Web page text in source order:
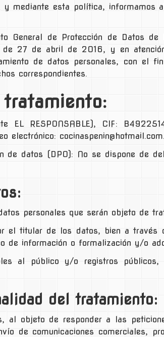
mediante esta política, informamos
General de Protección de Datos
de 27 de abril de 2016, y en
de datos personales, con el
correspondientes.
EL RESPONSABLE), CIF:
electrónico: cocinaspenin@hotmail.com.
de datos (DPO): No se dispone de
personales que serán objeto de
el titular de los datos, bien a través
de información o formalización y/o
al público y/o registros
del tratamiento:
al objeto de responder a las
de comunicaciones comerciales,